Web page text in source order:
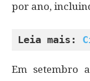
por ano,
Leia mais:
Em setembro